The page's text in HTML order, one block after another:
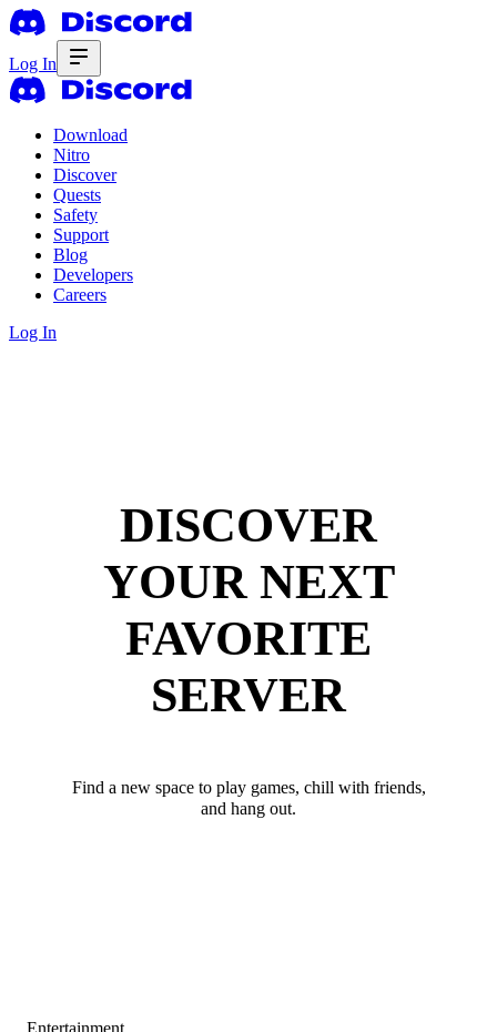
Log In
Download
Nitro
Discover
Quests
Safety
Support
Blog
Developers
Careers
Log In
DISCOVER
YOUR NEXT
FAVORITE
SERVER
Find a new space to play games, chill with friends,
and hang out.